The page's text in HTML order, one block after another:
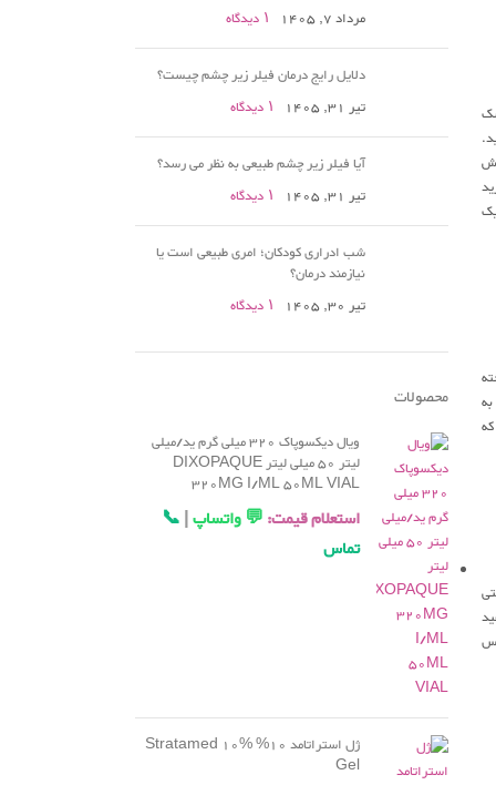
مرداد 7, 1405
۱ دیدگاه
دلایل رایج درمان فیلر زیر چشم چیست؟
تیر 31, 1405
۱ دیدگاه
آیا فیلر زیر چشم طبیعی به نظر می رسد؟
تیر 31, 1405
۱ دیدگاه
شب ادراری کودکان؛ امری طبیعی است یا
نیازمند درمان؟
تیر 30, 1405
۱ دیدگاه
محصولات
ویال دیکسوپاک 320 میلی گرم ید/میلی
لیتر 50 میلی لیتر DIXOPAQUE
320MG I/ML 50ML VIAL
استعلام قیمت:💬 واتساپ|
📞
تماس
ژل استراتامد 10% Stratamed 10%
Gel